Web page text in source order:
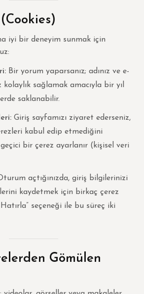
iyi bir deneyim sunmak için
Bir yorum yaparsanız; adınız ve e-
sağlamak amacıyla bir yıl
saklanabilir.
Giriş sayfamızı ziyaret ederseniz,
kabul edip etmediğini
bir çerez ayarlanır (kişisel veri
açtığınızda, giriş bilgilerinizi
kaydetmek için birkaç çerez
Hatırla” seçeneği ile bu süreç iki
Gömülen